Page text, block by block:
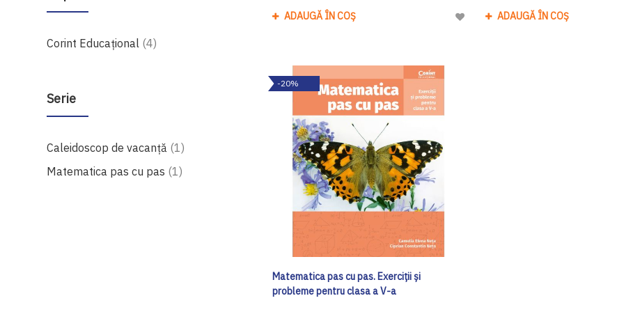
Corint Educaţional 4produse
Serie
Caleidoscop de vacanţă 1produs
Matematica pas cu pas 1produs
ADAUGĂ ÎN COȘ
Adaugă
ADAUGĂ ÎN COȘ
-20%
Matematica pas cu pas. Exerciții și
probleme pentru clasa a V-a